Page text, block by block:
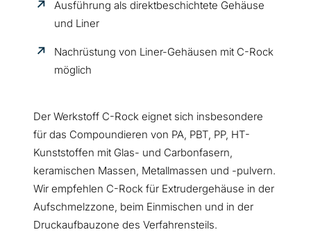
Ausführung als direktbeschichtete Gehäuse
und Liner
Nachrüstung von Liner-Gehäusen mit C-Rock
möglich
Der Werkstoff C-Rock eignet sich insbesondere
für das Compoundieren von PA, PBT, PP, HT-
Kunststoffen mit Glas- und Carbonfasern,
keramischen Massen, Metallmassen und -pulvern.
Wir empfehlen C-Rock für Extrudergehäuse in der
Aufschmelzzone, beim Einmischen und in der
Druckaufbauzone des Verfahrensteils.